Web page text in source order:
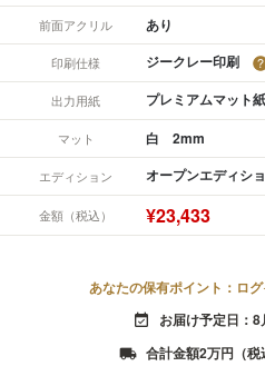
前面アクリル あり
印刷仕様 ジークレー印刷
出力用紙 プレミアムマット紙
マット 白 2mm
エディション オープンエディシ
金額（税込） ¥23,433
あなたの保有ポイント：ロ
event_available お届け予定日：
local_shipping 合計金額2万円（